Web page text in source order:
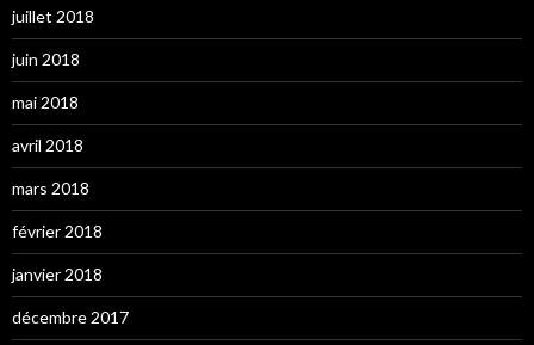
juillet 2018
juin 2018
mai 2018
avril 2018
mars 2018
février 2018
janvier 2018
décembre 2017